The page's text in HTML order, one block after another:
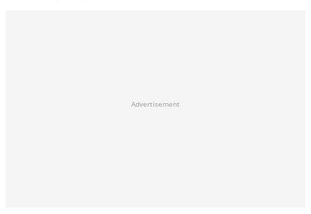
Advertisement